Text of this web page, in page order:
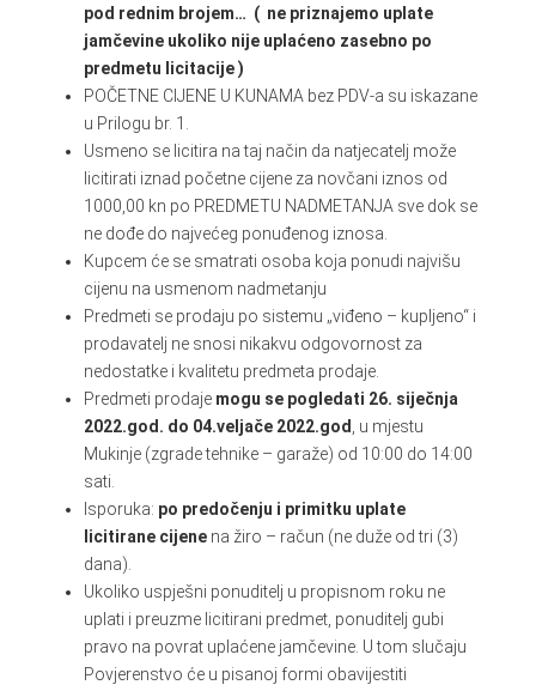
pod rednim brojem… ( ne priznajemo uplate
jamčevine ukoliko nije uplaćeno zasebno po
predmetu licitacije )
POČETNE CIJENE U KUNAMA bez PDV-a su iskazane
u Prilogu br. 1.
Usmeno se licitira na taj način da natjecatelj može
licitirati iznad početne cijene za novčani iznos od
1000,00 kn po PREDMETU NADMETANJA sve dok se
ne dođe do najvećeg ponuđenog iznosa.
Kupcem će se smatrati osoba koja ponudi najvišu
cijenu na usmenom nadmetanju
Predmeti se prodaju po sistemu „viđeno – kupljeno“ i
prodavatelj ne snosi nikakvu odgovornost za
nedostatke i kvalitetu predmeta prodaje.
Predmeti prodaje mogu se pogledati 26. siječnja
2022.god. do 04.veljače 2022.god
, u mjestu
Mukinje (zgrade tehnike – garaže) od 10:00 do 14:00
sati.
Isporuka: po predočenju i primitku uplate
licitirane cijene na žiro – račun (ne duže od tri (3)
dana).
Ukoliko uspješni ponuditelj u propisnom roku ne
uplati i preuzme licitirani predmet, ponuditelj gubi
pravo na povrat uplaćene jamčevine. U tom slučaju
Povjerenstvo će u pisanoj formi obavijestiti